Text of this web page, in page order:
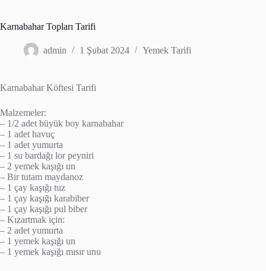
Karnabahar Topları Tarifi
admin 1 Şubat 2024 Yemek Tarifi
Karnabahar Köftesi Tarifi
Malzemeler:
– 1/2 adet büyük boy karnabahar
– 1 adet havuç
– 1 adet yumurta
– 1 su bardağı lor peyniri
– 2 yemek kaşığı un
– Bir tutam maydanoz
– 1 çay kaşığı tuz
– 1 çay kaşığı karabiber
– 1 çay kaşığı pul biber
– Kızartmak için:
– 2 adet yumurta
– 1 yemek kaşığı un
– 1 yemek kaşığı mısır unu